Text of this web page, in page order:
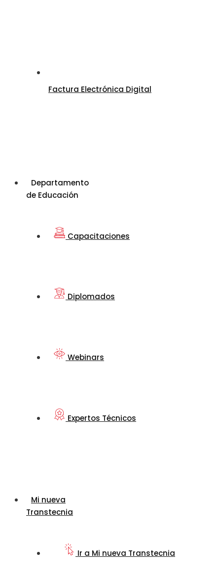
Factura Electrónica Digital
Departamento
de Educación
Capacitaciones
Diplomados
Webinars
Expertos Técnicos
Mi nueva
Transtecnia
Ir a Mi nueva Transtecnia